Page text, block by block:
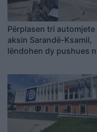
Përplasen tri automjete
aksin Sarandë-Ksamil,
lëndohen dy pushues